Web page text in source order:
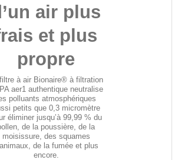
air plus
et plus
propre
filtre à air Bionaire® à filtration
aer1 authentique neutralise
polluants atmosphériques
petits que 0,3 micromètre
éliminer jusqu’à 99,99 % du
de la poussière, de la
moisissure, des squames
de la fumée et plus
encore.